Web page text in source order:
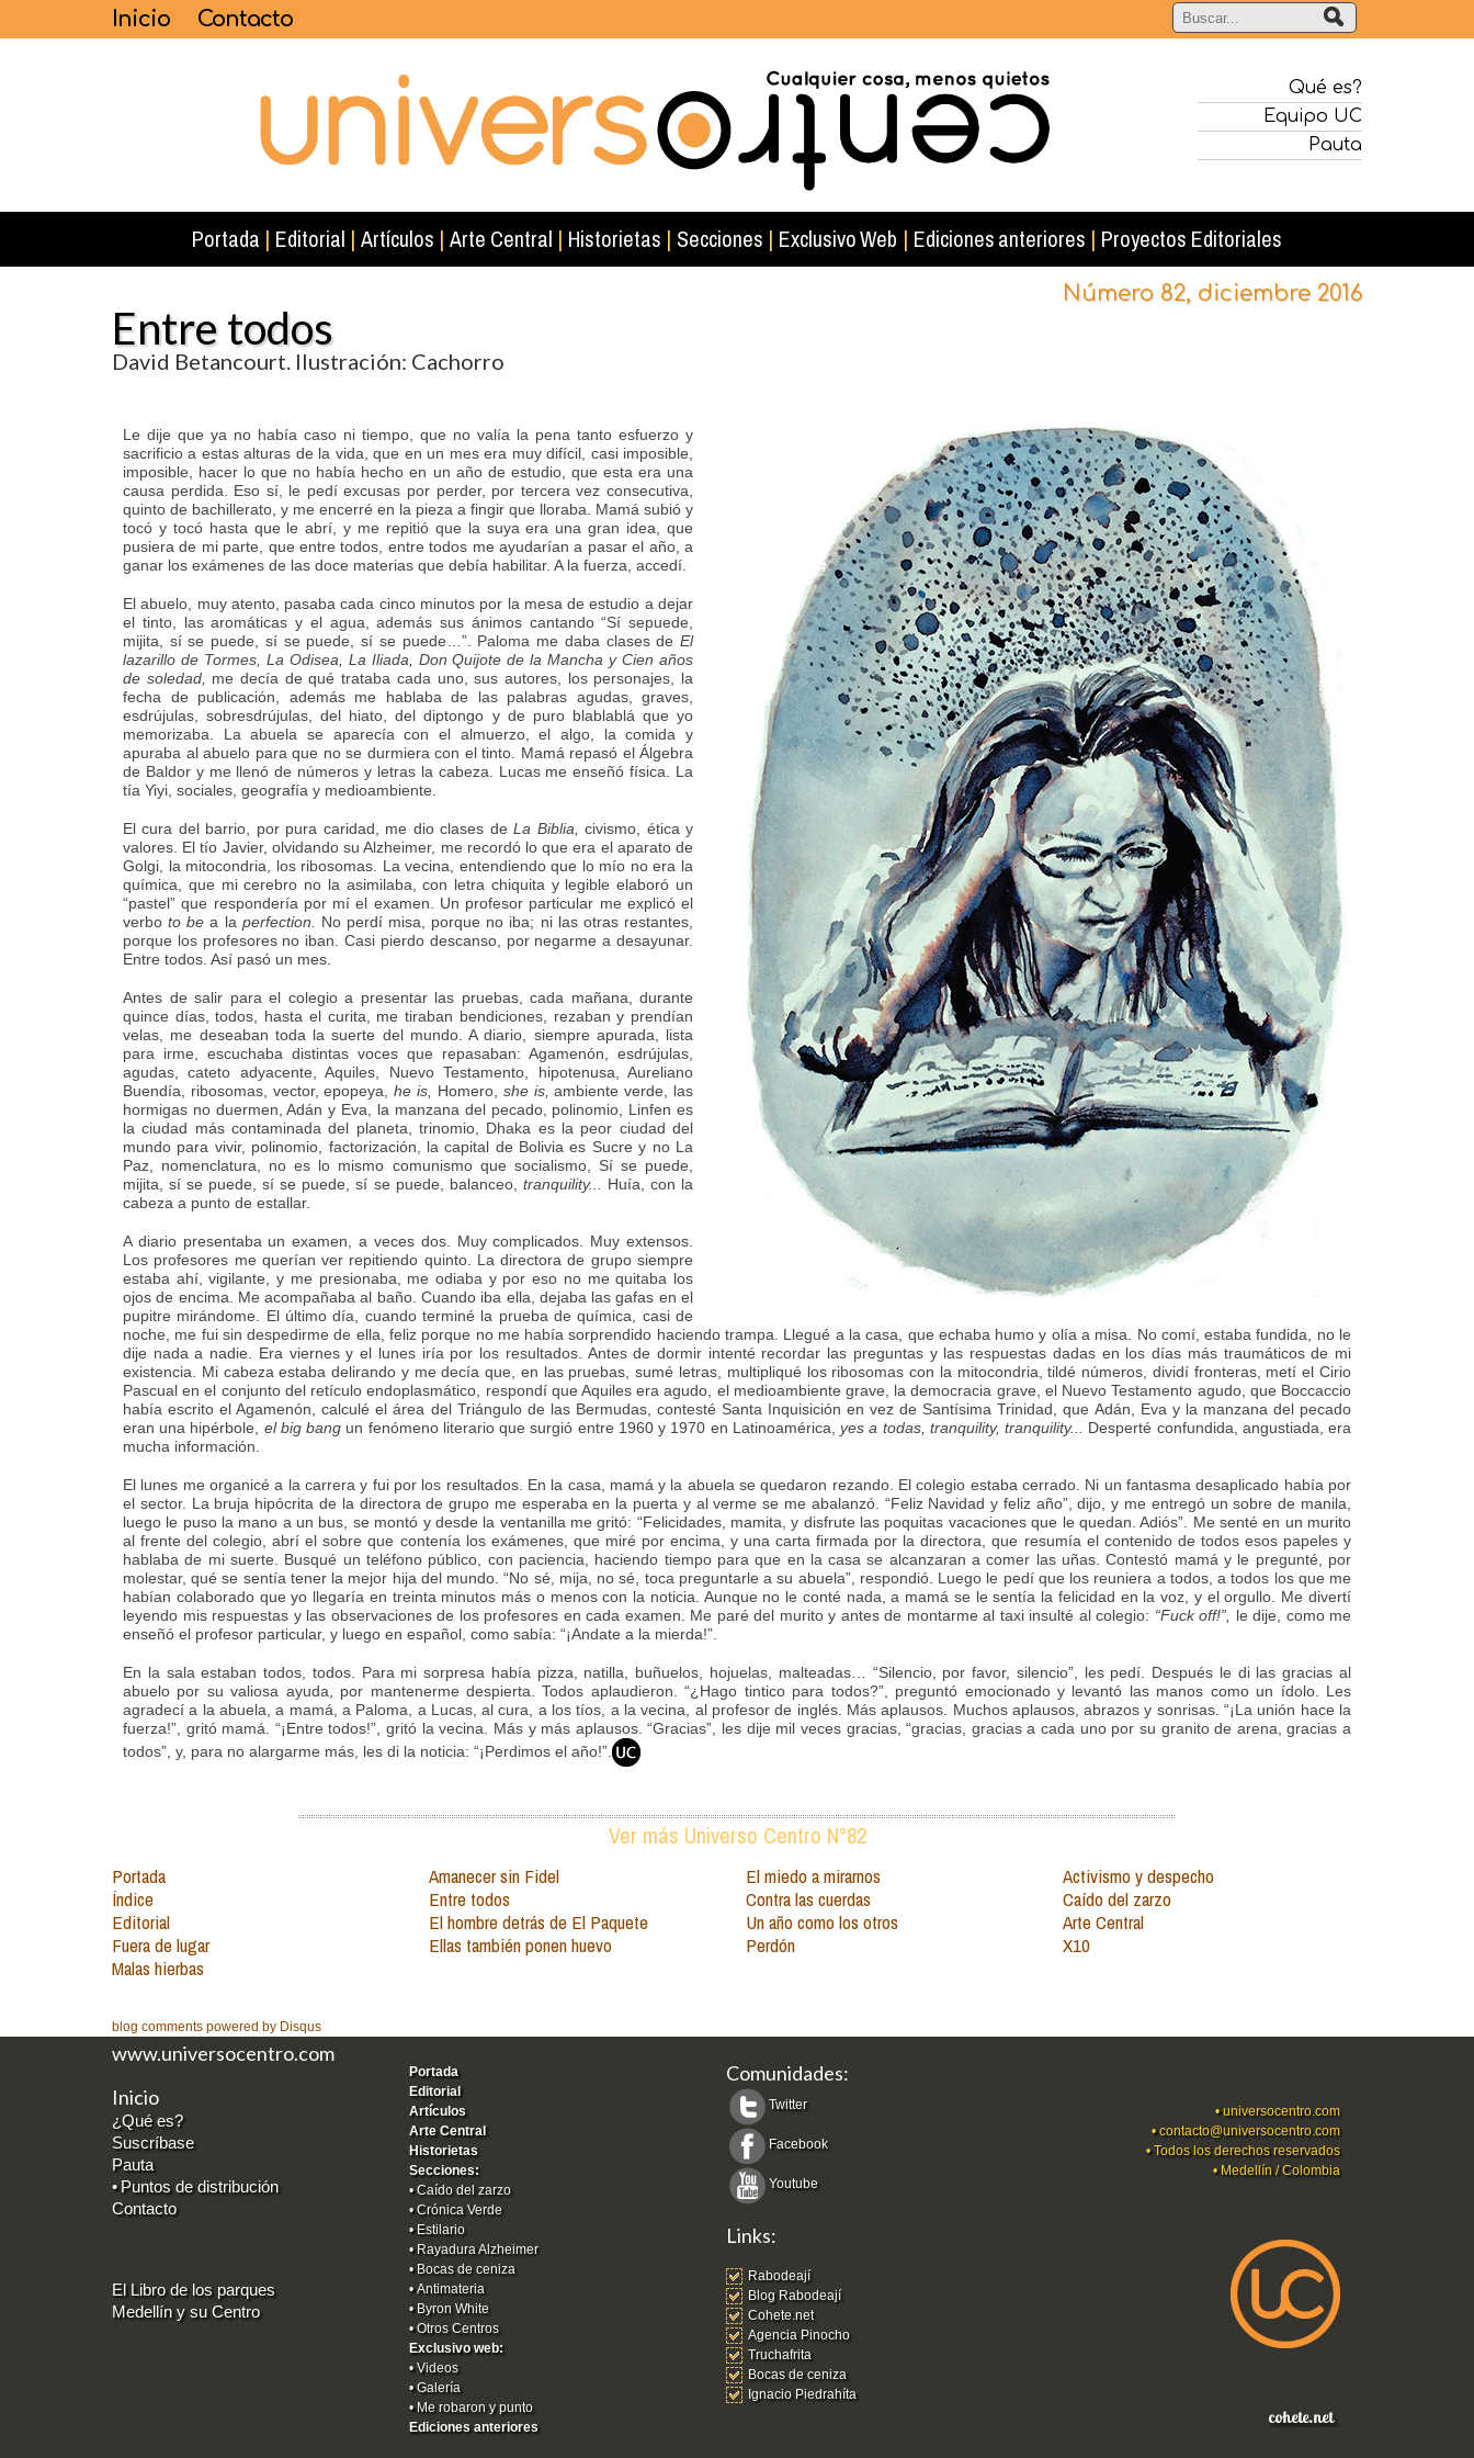
Inicio Contacto
Qué es?
Equipo UC
Pauta
Portada | Editorial | Artículos | Arte Central | Historietas | Secciones | Exclusivo Web | Ediciones anteriores | Proyectos Editoriales
Número 82, diciembre 2016
Entre todos
David Betancourt. Ilustración: Cachorro
Le dije que ya no había caso ni tiempo, que no valía la pena tanto esfuerzo y
sacrificio a estas alturas de la vida, que en un mes era muy difícil, casi imposible,
imposible, hacer lo que no había hecho en un año de estudio, que esta era una
causa perdida. Eso sí, le pedí excusas por perder, por tercera vez consecutiva,
quinto de bachillerato, y me encerré en la pieza a fingir que lloraba. Mamá subió y
tocó y tocó hasta que le abrí, y me repitió que la suya era una gran idea, que
pusiera de mi parte, que entre todos, entre todos me ayudarían a pasar el año, a
ganar los exámenes de las doce materias que debía habilitar. A la fuerza, accedí.
El abuelo, muy atento, pasaba cada cinco minutos por la mesa de estudio a dejar
el tinto, las aromáticas y el agua, además sus ánimos cantando “Sí sepuede,
mijita, sí se puede, sí se puede, sí se puede…”. Paloma me daba clases de El
lazarillo de Tormes, La Odisea, La Iliada, Don Quijote de la Mancha y Cien años
de soledad,
me decía de qué trataba cada uno, sus autores, los personajes, la
fecha de publicación, además me hablaba de las palabras agudas, graves,
esdrújulas, sobresdrújulas, del hiato, del diptongo y de puro blablablá que yo
memorizaba. La abuela se aparecía con el almuerzo, el algo, la comida y
apuraba al abuelo para que no se durmiera con el tinto. Mamá repasó el Álgebra
de Baldor y me llenó de números y letras la cabeza. Lucas me enseñó física. La
tía Yiyi, sociales, geografía y medioambiente.
El cura del barrio, por pura caridad, me dio clases deLa Biblia,
civismo, ética y
valores. El tío Javier, olvidando su Alzheimer, me recordó lo que era el aparato de
Golgi, la mitocondria, los ribosomas. La vecina, entendiendo que lo mío no era la
química, que mi cerebro no la asimilaba, con letra chiquita y legible elaboró un
“pastel” que respondería por mí el examen. Un profesor particular me explicó el
verboto be a la perfection.
No perdí misa, porque no iba; ni las otras restantes,
porque los profesores no iban. Casi pierdo descanso, por negarme a desayunar.
Entre todos. Así pasó un mes.
Antes de salir para el colegio a presentar las pruebas, cada mañana, durante
quince días, todos, hasta el curita, me tiraban bendiciones, rezaban y prendían
velas, me deseaban toda la suerte del mundo. A diario, siempre apurada, lista
para irme, escuchaba distintas voces que repasaban: Agamenón, esdrújulas,
agudas, cateto adyacente, Aquiles, Nuevo Testamento, hipotenusa, Aureliano
Buendía, ribosomas, vector, epopeya,he is, Homero, she is, ambiente verde, las
hormigas no duermen, Adán y Eva, la manzana del pecado, polinomio, Linfen es
la ciudad más contaminada del planeta, trinomio, Dhaka es la peor ciudad del
mundo para vivir, polinomio, factorización, la capital de Bolivia es Sucre y no La
Paz, nomenclatura, no es lo mismo comunismo que socialismo, Sí se puede,
mijita, sí se puede, sí se puede, sí se puede, balanceo, tranquility...
Huía, con la
cabeza a punto de estallar.
A diario presentaba un examen, a veces dos. Muy complicados. Muy extensos.
Los profesores me querían ver repitiendo quinto. La directora de grupo siempre
estaba ahí, vigilante, y me presionaba, me odiaba y por eso no me quitaba los
ojos de encima. Me acompañaba al baño. Cuando iba ella, dejaba las gafas en el
pupitre mirándome. El último día, cuando terminé la prueba de química, casi de
noche, me fui sin despedirme de ella, feliz porque no me había sorprendido haciendo trampa. Llegué a la casa, que echaba humo y olía a misa. No comí, estaba fundida, no le
dije nada a nadie. Era viernes y el lunes iría por los resultados. Antes de dormir intenté recordar las preguntas y las respuestas dadas en los días más traumáticos de mi
existencia. Mi cabeza estaba delirando y me decía que, en las pruebas, sumé letras, multipliqué los ribosomas con la mitocondria, tildé números, dividí fronteras, metí el Cirio
Pascual en el conjunto del retículo endoplasmático, respondí que Aquiles era agudo, el medioambiente grave, la democracia grave, el Nuevo Testamento agudo, que Boccaccio
había escrito el Agamenón, calculé el área del Triángulo de las Bermudas, contesté Santa Inquisición en vez de Santísima Trinidad, que Adán, Eva y la manzana del pecado
eran una hipérbole, el big bang un fenómeno literario que surgió entre 1960 y 1970 en Latinoamérica,yes a todas, tranquility, tranquility...
Desperté confundida, angustiada, era
mucha información.
El lunes me organicé a la carrera y fui por los resultados. En la casa, mamá y la abuela se quedaron rezando. El colegio estaba cerrado. Ni un fantasma desaplicado había por
el sector. La bruja hipócrita de la directora de grupo me esperaba en la puerta y al verme se me abalanzó. “Feliz Navidad y feliz año”, dijo, y me entregó un sobre de manila,
luego le puso la mano a un bus, se montó y desde la ventanilla me gritó: “Felicidades, mamita, y disfrute las poquitas vacaciones que le quedan. Adiós”. Me senté en un murito
al frente del colegio, abrí el sobre que contenía los exámenes, que miré por encima, y una carta firmada por la directora, que resumía el contenido de todos esos papeles y
hablaba de mi suerte. Busqué un teléfono público, con paciencia, haciendo tiempo para que en la casa se alcanzaran a comer las uñas. Contestó mamá y le pregunté, por
molestar, qué se sentía tener la mejor hija del mundo. “No sé, mija, no sé, toca preguntarle a su abuela”, respondió. Luego le pedí que los reuniera a todos, a todos los que me
habían colaborado que yo llegaría en treinta minutos más o menos con la noticia. Aunque no le conté nada, a mamá se le sentía la felicidad en la voz, y el orgullo. Me divertí
leyendo mis respuestas y las observaciones de los profesores en cada examen. Me paré del murito y antes de montarme al taxi insulté al colegio: “Fuck off!”,
le dije, como me
enseñó el profesor particular, y luego en español, como sabía: “¡Andate a la mierda!”.
En la sala estaban todos, todos. Para mi sorpresa había pizza, natilla, buñuelos, hojuelas, malteadas… “Silencio, por favor, silencio”, les pedí. Después le di las gracias al
abuelo por su valiosa ayuda, por mantenerme despierta. Todos aplaudieron. “¿Hago tintico para todos?”, preguntó emocionado y levantó las manos como un ídolo. Les
agradecí a la abuela, a mamá, a Paloma, a Lucas, al cura, a los tíos, a la vecina, al profesor de inglés. Más aplausos. Muchos aplausos, abrazos y sonrisas. “¡La unión hace la
fuerza!”, gritó mamá. “¡Entre todos!”, gritó la vecina. Más y más aplausos. “Gracias”, les dije mil veces gracias, “gracias, gracias a cada uno por su granito de arena, gracias a
todos”, y, para no alargarme más, les di la noticia: “¡Perdimos el año!”.
Ver más Universo Centro N°82
Portada
Índice
Editorial
Fuera de lugar
Malas hierbas
Amanecer sin Fidel
Entre todos
El hombre detrás de El Paquete
Ellas también ponen huevo
El miedo a mirarnos
Contra las cuerdas
Un año como los otros
Perdón
Activismo y despecho
Caído del zarzo
Arte Central
X10
blog comments powered by Disqus
www.universocentro.com
Inicio
¿Qué es?
Suscríbase
Pauta
• Puntos de distribución
Contacto
El Libro de los parques
Medellín y su Centro
Portada
Editorial
Artículos
Arte Central
Historietas
Secciones:
•Caído del zarzo
•Crónica Verde
• Estilario
• Rayadura Alzheimer
• Bocas de ceniza
•Antimateria
• Byron White
•Otros Centros
Exclusivo web:
•Videos
•Galería
• Me robaron y punto
Ediciones anteriores
Comunidades:
Twitter
Facebook
Youtube
Links:
Rabodeají
Blog Rabodeají
Cohete.net
Agencia Pinocho
Truchafrita
Bocas de ceniza
Ignacio Piedrahíta
•universocentro.com
•contacto@universocentro.com
• Todos los derechos reservados
• Medellín / Colombia